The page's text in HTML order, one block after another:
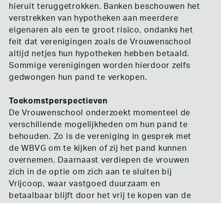
hieruit teruggetrokken. Banken beschouwen het
verstrekken van hypotheken aan meerdere
eigenaren als een te groot risico, ondanks het
feit dat verenigingen zoals de Vrouwenschool
altijd netjes hun hypotheken hebben betaald.
Sommige verenigingen worden hierdoor zelfs
gedwongen hun pand te verkopen.
Toekomstperspectieven
De Vrouwenschool onderzoekt momenteel de
verschillende mogelijkheden om hun pand te
behouden. Zo is de vereniging in gesprek met
de WBVG om te kijken of zij het pand kunnen
overnemen. Daarnaast verdiepen de vrouwen
zich in de optie om zich aan te sluiten bij
Vrijcoop, waar vastgoed duurzaam en
betaalbaar blijft door het vrij te kopen van de